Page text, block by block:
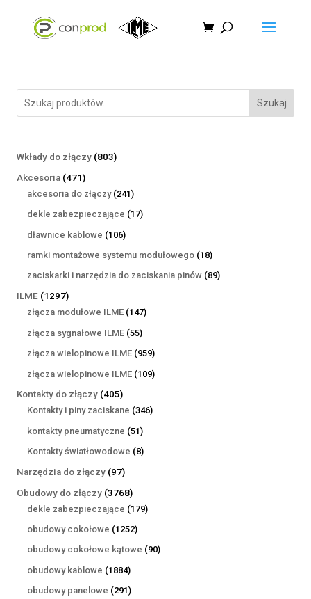
Szukaj
Wkłady do złączy 803803
Akcesoria 471471
produktów
akcesoria do złączy 241241
produktów
dekle zabezpieczające 1717
dławnice kablowe 106106
produktów
ramki montażowe systemu modułowego 1818
produktów
zaciskarki i narzędzia do zaciskania pinów 8989
ILME 12971297
produktów
złącza modułowe ILME 147147
złącza sygnałowe ILME 5555
produktów
złącza wielopinowe ILME 959959
produktów
złącza wielopinowe ILME 109109
Kontakty do złączy 405405
produktów
Kontakty i piny zaciskane 346346
kontakty pneumatyczne 5151
produktów
Kontakty światłowodowe 88
Narzędzia do złączy 9797
produktów
Obudowy do złączy 37683768
produktów
dekle zabezpieczające 179179
obudowy cokołowe 12521252
produkty
obudowy cokołowe kątowe 9090
obudowy kablowe 18841884
produkty
obudowy panelowe 291291